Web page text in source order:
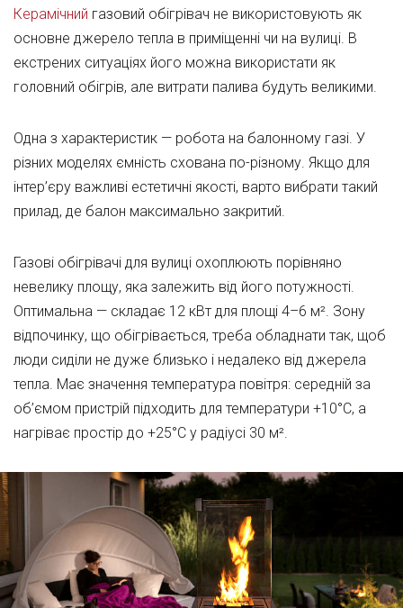
Керамічний газовий обігрівач не використовують як
основне джерело тепла в приміщенні чи на вулиці. В
екстрених ситуаціях його можна використати як
головний обігрів, але витрати палива будуть великими.
Одна з характеристик — робота на балонному газі. У
різних моделях ємність схована по-різному. Якщо для
інтер’єру важливі естетичні якості, варто вибрати такий
прилад, де балон максимально закритий.
Газові обігрівачі для вулиці охоплюють порівняно
невелику площу, яка залежить від його потужності.
Оптимальна — складає 12 кВт для площі 4–6 м². Зону
відпочинку, що обігрівається, треба обладнати так, щоб
люди сиділи не дуже близько і недалеко від джерела
тепла. Має значення температура повітря: середній за
об’ємом пристрій підходить для температури +10°C, а
нагріває простір до +25°C у радіусі 30 м².